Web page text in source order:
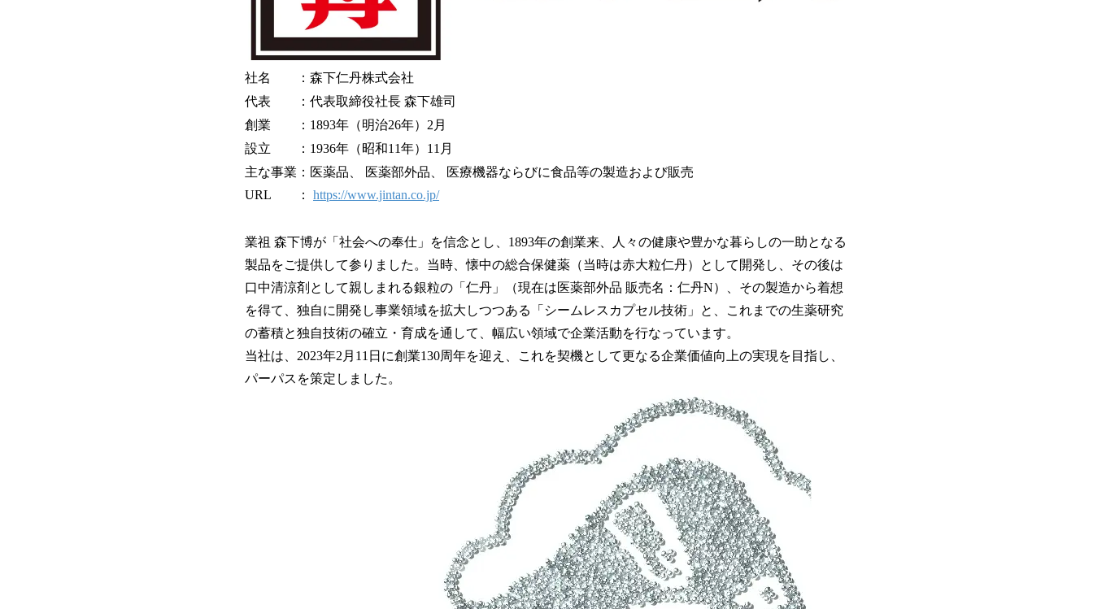
社名 ：森下仁丹株式会社
代表 ：代表取締役社長 森下雄司
創業 ：1893年（明治26年）2月
設立 ：1936年（昭和11年）11月
主な事業：医薬品、 医薬部外品、 医療機器ならびに食品等の製造および販売
URL ： https://www.jintan.co.jp/
業祖 森下博が「社会への奉仕」を信念とし、1893年の創業来、人々の健康や豊かな暮らしの一助となる
製品をご提供して参りました。当時、懐中の総合保健薬（当時は赤大粒仁丹）として開発し、その後は
口中清涼剤として親しまれる銀粒の「仁丹」（現在は医薬部外品 販売名：仁丹N）、その製造から着想
を得て、独自に開発し事業領域を拡大しつつある「シームレスカプセル技術」と、これまでの生薬研究
の蓄積と独自技術の確立・育成を通して、幅広い領域で企業活動を行なっています。
当社は、2023年2月11日に創業130周年を迎え、これを契機として更なる企業価値向上の実現を目指し、
パーパスを策定しました。